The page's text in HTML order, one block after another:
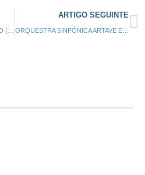
ARTIGO SEGUINTE
ORQUESTRA SINFÓNICA ARTAVE EM CONCERTO – 13 JULHO 2024